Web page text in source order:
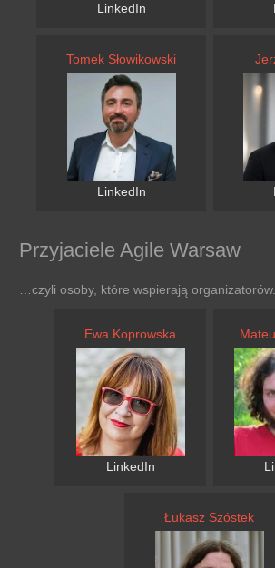
LinkedIn
Tomek Słowikowski
LinkedIn
Przyjaciele Agile Warsaw
…czyli osoby, które wspierają organizatorów.
Ewa Koprowska
LinkedIn
Łukasz Szóstek